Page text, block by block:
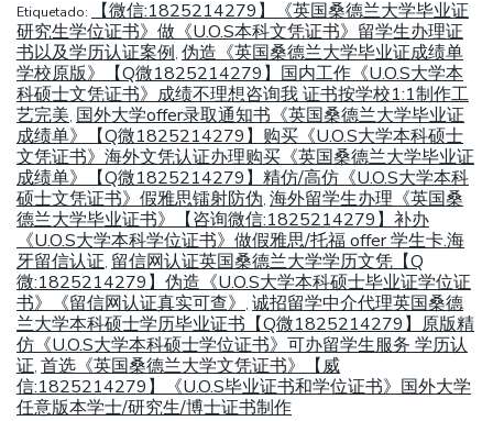
Etiquetado:
【微信:1825214279】《英国桑德兰大学毕业证
研究生学位证书》做《U.O.S本科文凭证书》留学生办理证
书以及学历认证案例, 伪造《英国桑德兰大学毕业证成绩单
学校原版》【Q微1825214279】国内工作《U.O.S大学本
科硕士文凭证书》成绩不理想咨询我 证书按学校1:1制作工
艺完美, 国外大学offer录取通知书《英国桑德兰大学毕业证
成绩单》【Q微1825214279】购买《U.O.S大学本科硕士
文凭证书》海外文凭认证办理购买《英国桑德兰大学毕业证
成绩单》【Q微1825214279】精仿/高仿《U.O.S大学本科
硕士文凭证书》假雅思镭射防伪, 海外留学生办理《英国桑
德兰大学毕业证书》【咨询微信:1825214279】补办
《U.O.S大学本科学位证书》做假雅思/托福 offer 学生卡.海
牙留信认证, 留信网认证英国桑德兰大学学历文凭【Q
微:1825214279】伪造《U.O.S大学本科硕士毕业证学位证
书》《留信网认证真实可查》
, 诚招留学中介代理英国桑德
兰大学本科硕士学历毕业证书【Q微1825214279】原版精
仿《U.O.S大学本科硕士学位证书》可办留学生服务 学历认
证, 首选《英国桑德兰大学文凭证书》【威
信:1825214279】《U.O.S毕业证书和学位证书》国外大学
任意版本学士/研究生/博士证书制作